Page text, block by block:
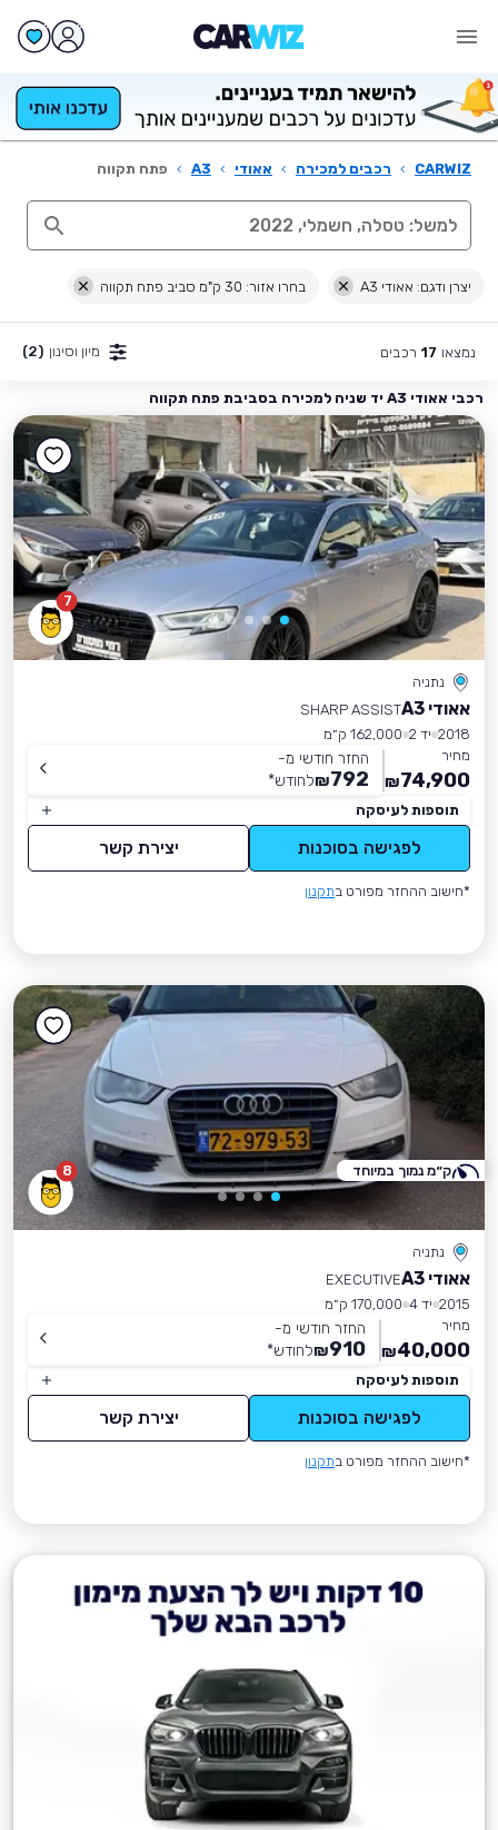
CARWIZ
› רכבים למכירה › אאודי ›
A3
› פתח תקווה
יצרן ודגם: אאודי A3 בחרו אזור: 30 ק"מ סביב פתח תקווה
נמצאו 17 רכבים מיון וסינון (2)
רכבי אאודי A3 יד שניה למכירה בסביבת פתח תקווה
7
נתניה
אאודי A3
SHARP ASSIST
2018 יד 2
162,000 ק״מ
מחיר
74,900
₪
החזר חודשי מ-
792
₪לחודש*
תוספות לעיסקה
לפגישה בסוכנות יצירת קשר
*חישוב ההחזר מפורט בתקנון
8
נתניה
אאודי A3
EXECUTIVE
2015 יד 4
170,000 ק״מ
מחיר
40,000
₪
החזר חודשי מ-
910
₪לחודש*
תוספות לעיסקה
לפגישה בסוכנות יצירת קשר
*חישוב ההחזר מפורט בתקנון
ק״מ נמוך במיוחד